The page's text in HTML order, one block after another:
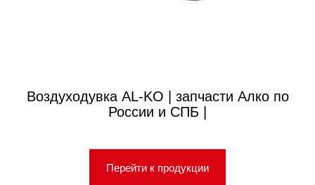
Воздуходувка AL-KO | запчасти Алко по
России и СПБ |
Перейти к продукции